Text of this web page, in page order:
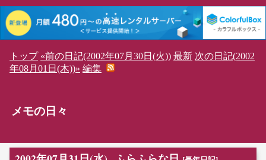
トップ «前の日記(2002年07月30日(火)) 最新 次の日記(2002
年08月01日(木))» 編集
メモの日々